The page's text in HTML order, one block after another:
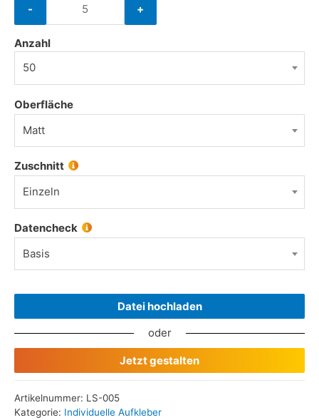
Oberfläche
Matt
Zuschnitt
Einzeln
Datencheck
Basis
-
+
Anzahl
50
Datei hochladen
oder
Jetzt gestalten
Artikelnummer: LS-005
Kategorie: Individuelle Aufkleber